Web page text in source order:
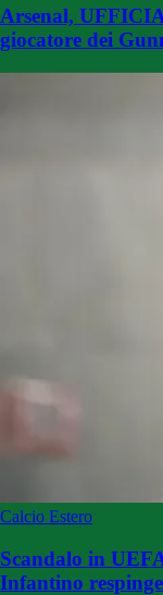
Arsenal,
giocatore dei
Calcio Estero
Scandalo in
Infantino